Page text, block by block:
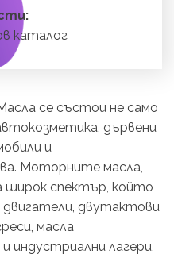
каталог
се състои не само
дървени
и
Моторните масла,
спектър, който
двигатели, двутактови
масла
индустриални лагери,